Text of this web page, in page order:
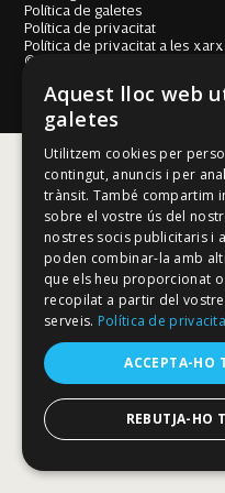
Política de galetes
Política de privacitat
Política de privacitat a les
© Fundació Mallorca Literària
Disseny i desenvolupament web
Aquest lloc web
galetes
Utilitzem cookies per
contingut, anuncis i per
trànsit. També compartim
sobre el vostre ús del
nostres socis publicitaris i
poden combinar-la amb
que els heu proporcionat
recopilat a partir del
serveis. Política de
ACCEPTA-HO
REBUTJA-HO